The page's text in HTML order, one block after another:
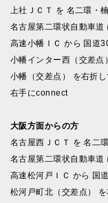
上社ＪＣＴ を 名二環・
名古屋第二環状自動車道
高速小幡ＩＣ から 国道
小幡インター西（交差
小幡（交差点） を右折
右手にconnect
大阪方面からの方
名古屋西ＪＣＴ を 名二
名古屋第二環状自動車道
高速松河戸ＩＣ から 国
松河戸町北（交差点）